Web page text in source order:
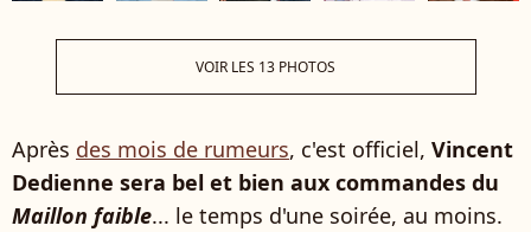
VOIR LES 13 PHOTOS
Après des mois de rumeurs, c'est officiel, Vincent
Dedienne sera bel et bien aux commandes du
Maillon faible... le temps d'une soirée, au moins.